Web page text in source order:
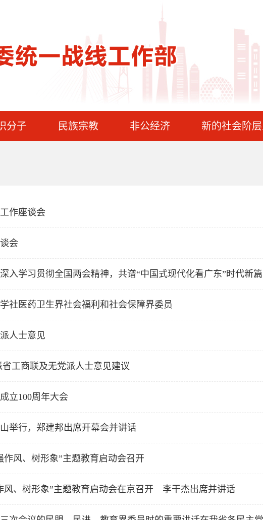
分子 民族宗教 非公经济 新的社会阶
作座谈会
会
入学习贯彻全国两会精神，共谱“中国式现代化看广东”时代新篇
社医药卫生界社会福利和社会保障界委员
人士意见
工商联及无党派人士意见建议
立100周年大会
举行，郑建邦出席开幕会并讲话
风、树形象”主题教育启动会召开
风、树形象”主题教育启动会在京召开 李干杰出席并讲话